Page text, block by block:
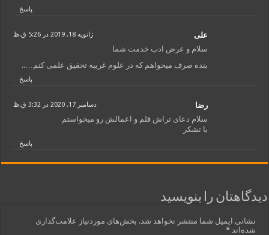
پاسخ
علی ژانویه 18, 2019 در 5:26 ق.ظ
سلام و عرض ادب خدمت شما
بنده صرف میخواهم که در علوم غریبه تحقیق علمی کنم…..
پاسخ
رضا دسامبر 17, 2020 در 3:32 ق.ظ
سلام دعای تراش قلم و اعمالش رو میخواستم
با تشکر
پاسخ
دیدگاهتان را بنویسید
نشانی ایمیل شما منتشر نخواهد شد. بخش‌های موردنیاز علامت‌گذاری
شده‌اند*